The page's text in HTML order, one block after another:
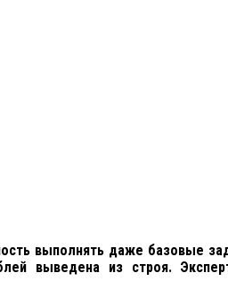
выполнять даже базовые
выведена из строя.